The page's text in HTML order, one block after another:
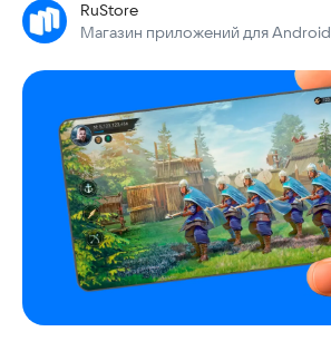
RuStore
Магазин приложений для Android